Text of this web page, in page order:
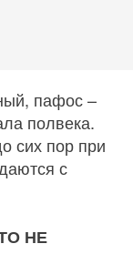
пафос –
полвека.
сих пор при
с
НЕ